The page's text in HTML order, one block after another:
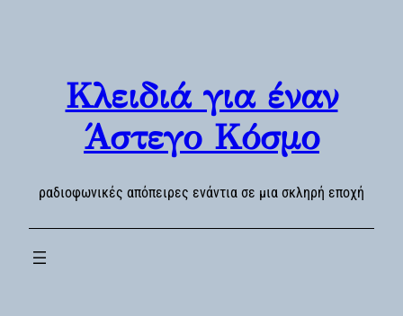
Κλειδιά για έναν
Άστεγο Κόσμο
ραδιοφωνικές απόπειρες ενάντια σε μια σκληρή εποχή